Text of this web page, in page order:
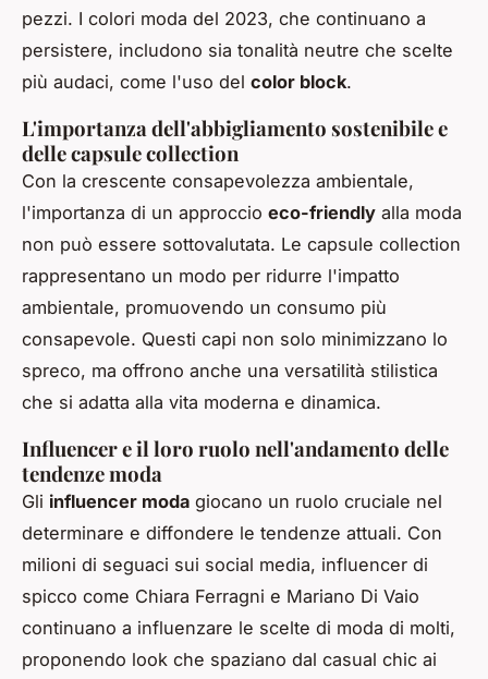
pezzi. I colori moda del 2023, che continuano a
persistere, includono sia tonalità neutre che scelte
più audaci, come l'uso del color block.
L'importanza dell'abbigliamento sostenibile e
delle capsule collection
Con la crescente consapevolezza ambientale,
l'importanza di un approccio eco-friendly alla moda
non può essere sottovalutata. Le capsule collection
rappresentano un modo per ridurre l'impatto
ambientale, promuovendo un consumo più
consapevole. Questi capi non solo minimizzano lo
spreco, ma offrono anche una versatilità stilistica
che si adatta alla vita moderna e dinamica.
Influencer e il loro ruolo nell'andamento delle
tendenze moda
Gli influencer moda giocano un ruolo cruciale nel
determinare e diffondere le tendenze attuali. Con
milioni di seguaci sui social media, influencer di
spicco come Chiara Ferragni e Mariano Di Vaio
continuano a influenzare le scelte di moda di molti,
proponendo look che spaziano dal casual chic ai